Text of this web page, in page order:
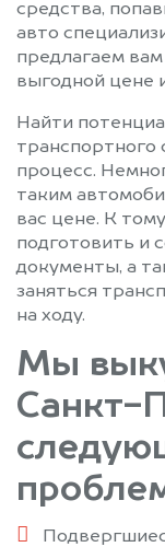
средства,
авто
предлагаем
выгодной цене
Найти
транспортного
процесс.
таким
вас цене. К
подготовить и
документы, а
заняться
на ходу.
Мы
Санкт-